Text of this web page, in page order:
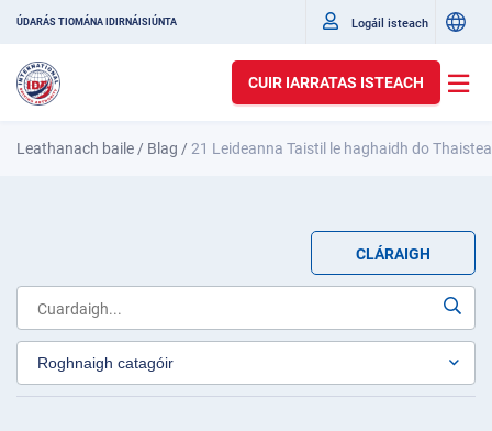
ÚDARÁS TIOMÁNA IDIRNÁISIÚNTA Logáil isteach
CUIR IARRATAS ISTEACH
Leathanach baile / Blag /21 Leideanna Taistil le haghaidh do
CLÁRAIGH